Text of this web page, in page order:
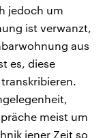
jedoch um
ist verwanzt,
aus
es, diese
meist um
jener Zeit so